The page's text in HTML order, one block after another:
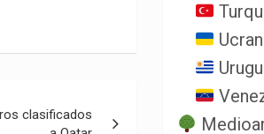
clasificados